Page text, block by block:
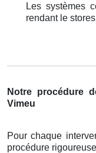
Les systèmes
rendant le
Notre procédure
Vimeu
Pour chaque
procédure